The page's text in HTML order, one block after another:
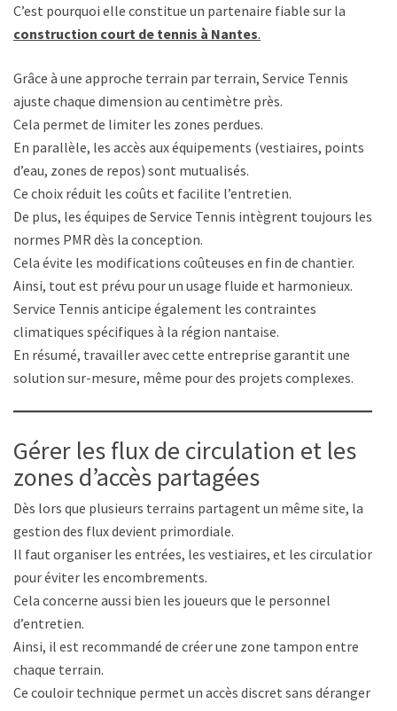
C’est pourquoi elle constitue un partenaire fiable sur la
construction court de tennis à Nantes.
Grâce à une approche terrain par terrain, Service Tennis
ajuste chaque dimension au centimètre près.
Cela permet de limiter les zones perdues.
En parallèle, les accès aux équipements (vestiaires, points
d’eau, zones de repos) sont mutualisés.
Ce choix réduit les coûts et facilite l’entretien.
De plus, les équipes de Service Tennis intègrent toujours les
normes PMR dès la conception.
Cela évite les modifications coûteuses en fin de chantier.
Ainsi, tout est prévu pour un usage fluide et harmonieux.
Service Tennis anticipe également les contraintes
climatiques spécifiques à la région nantaise.
En résumé, travailler avec cette entreprise garantit une
solution sur-mesure, même pour des projets complexes.
Gérer les flux de circulation et les
zones d’accès partagées
Dès lors que plusieurs terrains partagent un même site, la
gestion des flux devient primordiale.
Il faut organiser les entrées, les vestiaires, et les circulations
pour éviter les encombrements.
Cela concerne aussi bien les joueurs que le personnel
d’entretien.
Ainsi, il est recommandé de créer une zone tampon entre
chaque terrain.
Ce couloir technique permet un accès discret sans déranger